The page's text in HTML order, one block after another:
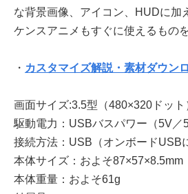
な背景画像、アイコン、HUDに加
ケンスアニメもすぐに使えるもの
・ カスタマイズ解説・素材ダウン
画面サイズ:3.5型（480×320ドット
駆動電力：USBバスパワー（5V／
接続方法：USB（オンボードUSB
本体サイズ：およそ87×57×8.5mm
本体重量：およそ61g